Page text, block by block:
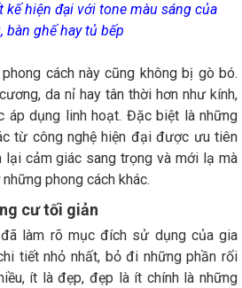
kế hiện đại với tone màu sáng của
bàn ghế hay tủ bếp
cách này cũng không bị gò bó.
da nỉ hay tân thời hơn như kính,
áp dụng linh hoạt. Đặc biệt là những
từ công nghệ hiện đại được ưu tiên
cảm giác sang trọng và mới lạ mà
phong cách khác.
cư tối giản
đã làm rõ mục đích sử dụng của gia
tiết nhỏ nhất, bỏ đi những phần rối
ít là đẹp, đẹp là ít chính là những